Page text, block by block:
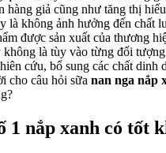
hàng giả cũng như tăng thị
là không ảnh hưởng đến chất
được sản xuất của thương
là tùy vào từng đối
cứu, bổ sung các chất dinh
cho câu hỏi sữa nan nga nắp
không?
1 nắp xanh có tốt